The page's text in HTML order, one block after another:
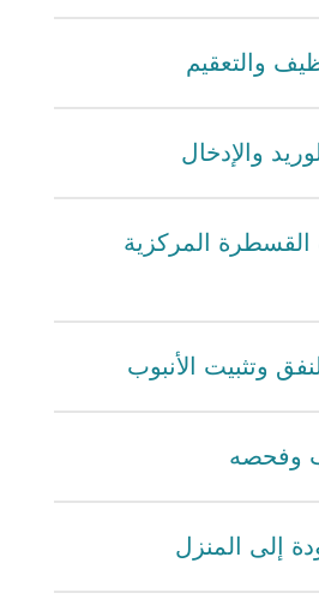
والتعقيم
والإدخال
القسطرة المركزية
وتثبيت الأنبوب
وفحصه
إلى المنزل